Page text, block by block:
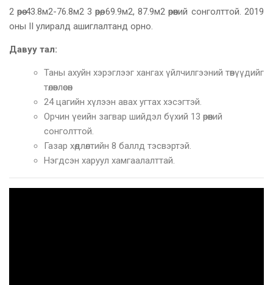
2 өрөө 43.8м2-76.8м2 3 өрөө, 69.9м2, 87.9м2 өрөөний сонголттой. 2019
оны II улиралд ашиглалтанд орно.
Давуу тал:
Таны ахуйн хэрэглээг хангах үйлчилгээний төвүүдийг
төлөвлөсөн
24 цагийн хүлээн авах угтах хэсэгтэй.
Орчин үеийн загвар шийдэл бүхий 13 өрөөний
сонголттой.
Газар хөдлөлтийн 8 баллд тэсвэртэй.
Нэгдсэн харуул хамгаалалттай.